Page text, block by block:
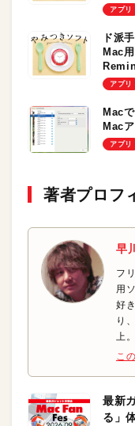
アプリ
ド派
Mac
アプリ
Mac
Mac
アプリ
著者プロフ
早
フ
用
好
り
上。
こ
最新
る」